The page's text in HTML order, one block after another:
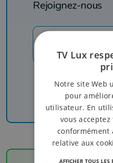
Rejoignez-nous
Recevez nos
de l'info, du sport
TV Lux
Notre site Web
pour
utilisateur. En
vous
conformément
relative aux
AFFICHER TOUS LES